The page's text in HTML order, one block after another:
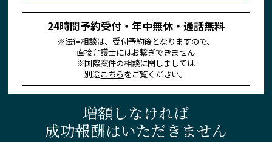
24時間予約受付・年中無休・通話無料
※法律相談は、受付予約後となりますので、
直接弁護士にはお繋ぎできません
※国際案件の相談に関しましては
別途こちらをご覧ください。
増額しなければ
成功報酬はいただきません